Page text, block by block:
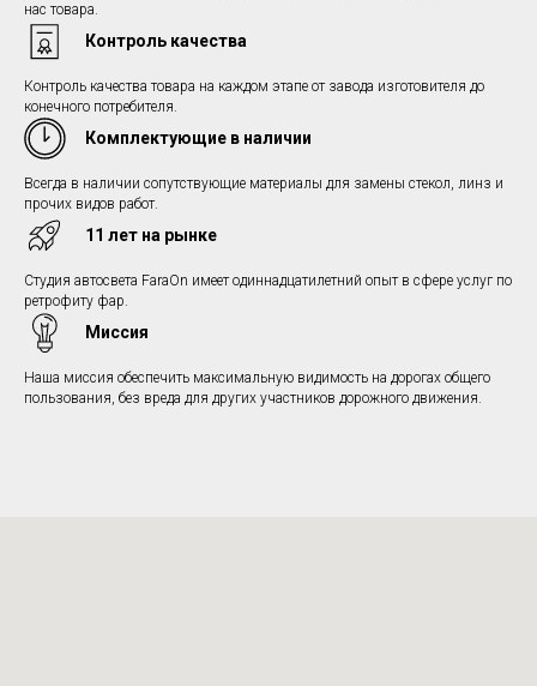
нас товара.
Контроль качества
Контроль качества товара на каждом этапе от завода изготовителя до
конечного потребителя.
Комплектующие в наличии
Всегда в наличии сопутствующие материалы для замены стекол, линз и
прочих видов работ.
11 лет на рынке
Студия автосвета FaraOn имеет одиннадцатилетний опыт в сфере услуг по
ретрофиту фар.
Миссия
Наша миссия обеспечить максимальную видимость на дорогах общего
пользования, без вреда для других участников дорожного движения.